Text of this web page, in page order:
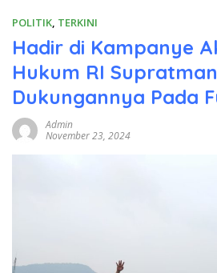
POLITIK, TERKINI
Hadir di Kampanye
Hukum RI
Dukungannya Pada
Admin
November 23, 2024